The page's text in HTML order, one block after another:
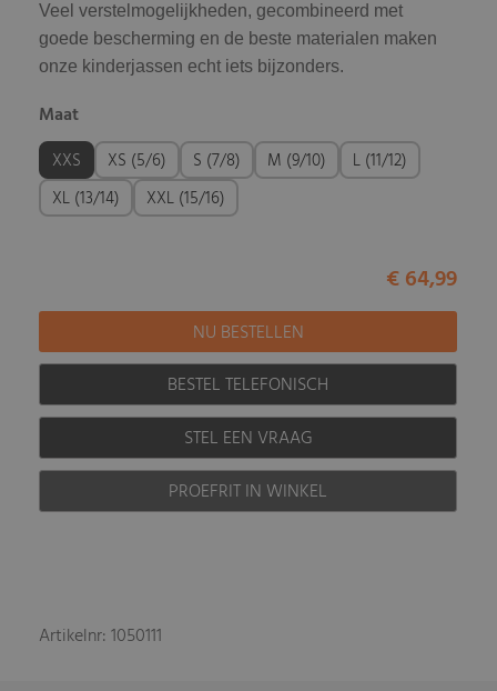
Veel verstelmogelijkheden, gecombineerd met
goede bescherming en de beste materialen maken
onze kinderjassen echt iets bijzonders.
Maat
XXS XS (5/6) S (7/8) M (9/10)
L (11/12)
XL (13/14)
XXL (15/16)
€ 64,99
BESTEL TELEFONISCH
STEL EEN VRAAG
PROEFRIT IN WINKEL
Artikelnr: 1050111